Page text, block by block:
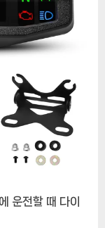
운전할 때 다이